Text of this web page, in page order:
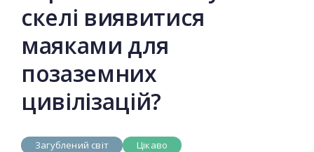
скелі виявитися
маяками для
позаземних
цивілізацій?
Загублений світ Цікаво